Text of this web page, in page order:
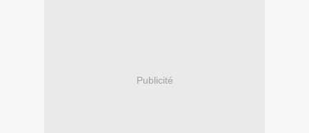
Publicité